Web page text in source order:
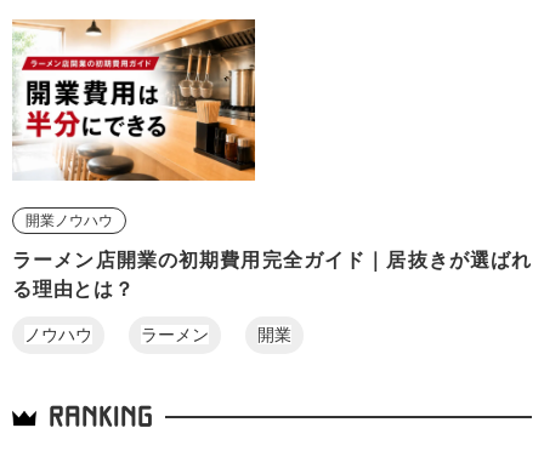
開業ノウハウ
ラーメン店開業の初期費用完全ガイド｜居抜きが選ばれ
る理由とは？
ノウハウ ラーメン 開業
RANKING